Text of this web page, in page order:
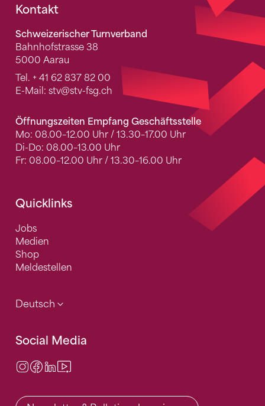
Fusszeile
Kontakt
Schweizerischer Turnverband
Bahnhofstrasse 38
5000 Aarau
Tel. + 41 62 837 82 00
E-Mail: stv@stv-fsg.ch
Öffnungszeiten Empfang Geschäftsstelle
Mo: 08.00–12.00 Uhr / 13.30–17.00 Uhr
Di-Do: 08.00–13.00 Uhr
Fr: 08.00–12.00 Uhr / 13.30–16.00 Uhr
Quicklinks
Jobs
Medien
Shop
Meldestellen
Deutsch
Social Media
Instagram
Facebook
LinkedIn